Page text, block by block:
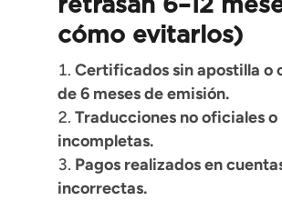
cómo evitarlos)
Certificados sin apostilla o
de 6 meses de emisión.
Traducciones no oficiales o
incompletas.
Pagos realizados en
incorrectas.